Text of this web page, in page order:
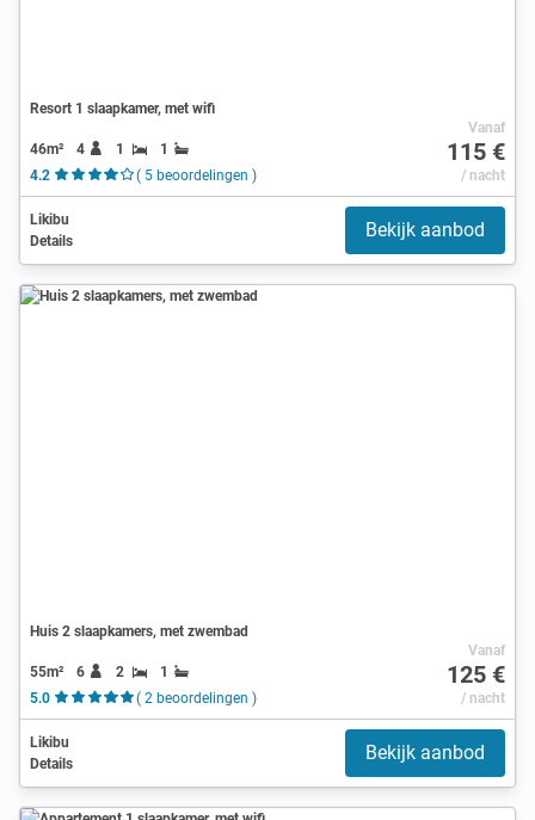
Resort 1 slaapkamer, met wifi
46m² 4 1
1
4.2
( 5 beoordelingen )
Vanaf
115 €
/ nacht
Likibu
Details
Bekijk aanbod
Huis 2 slaapkamers, met zwembad
55m² 6 2
1
5.0
( 2 beoordelingen )
Vanaf
125 €
/ nacht
Likibu
Details
Bekijk aanbod